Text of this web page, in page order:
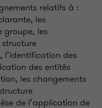
relatifs à :
les
groupe, les
des
des entités
les changements
de l’application de